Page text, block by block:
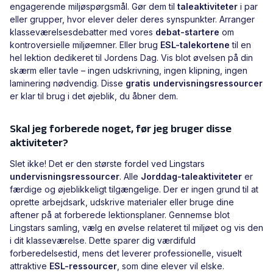
engagerende miljøspørgsmål. Gør dem til taleaktiviteter i par
eller grupper, hvor elever deler deres synspunkter. Arranger
klasseværelsesdebatter med vores debat-startere om
kontroversielle miljøemner. Eller brug ESL-talekortene til en
hel lektion dedikeret til Jordens Dag. Vis blot øvelsen på din
skærm eller tavle – ingen udskrivning, ingen klipning, ingen
laminering nødvendig. Disse gratis undervisningsressourcer
er klar til brug i det øjeblik, du åbner dem.
Skal jeg forberede noget, før jeg bruger disse
aktiviteter?
Slet ikke! Det er den største fordel ved Lingstars
undervisningsressourcer. Alle Jorddag-taleaktiviteter er
færdige og øjeblikkeligt tilgængelige. Der er ingen grund til at
oprette arbejdsark, udskrive materialer eller bruge dine
aftener på at forberede lektionsplaner. Gennemse blot
Lingstars samling, vælg en øvelse relateret til miljøet og vis den
i dit klasseværelse. Dette sparer dig værdifuld
forberedelsestid, mens det leverer professionelle, visuelt
attraktive ESL-ressourcer, som dine elever vil elske.